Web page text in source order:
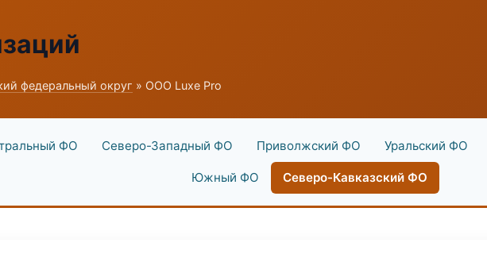
федеральный округ » ООО Luxe Pro
ФО Северо-Западный ФО Приволжский ФО Уральский ФО
Южный ФО Северо-Кавказский ФО